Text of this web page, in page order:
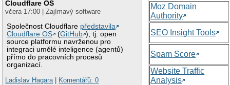
Cloudflare OS
včera 17:00 | Zajímavý software
Společnost Cloudflare představila
Cloudflare OS
(GitHub ), tj. open
source platformu navrženou pro
integraci umělé inteligence (agentů)
přímo do pracovních procesů
organizací.
Ladislav Hagara
Komentářů: 0
Moz Domain
Authority
SEO Insight Tools
Spam Score
Website Traffic
Analysis